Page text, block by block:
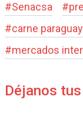
#Senacsa #
#carne
#mercados
Déjanos